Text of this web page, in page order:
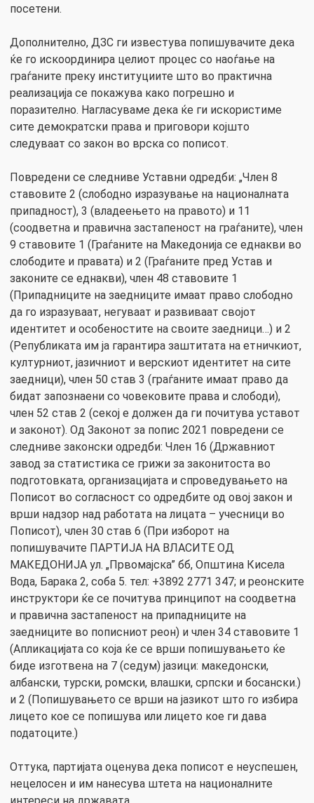
посетени.
Дополнително, ДЗС ги известува попишувачите дека
ќе го искоординира целиот процес со наоѓање на
граѓаните преку институциите што во практична
реализација се покажува како погрешно и
поразително. Нагласуваме дека ќе ги искористиме
сите демократски права и приговори којшто
следуваат со закон во врска со пописот.
Повредени се следниве Уставни одредби: „Член 8
ставовите 2 (слободно изразување на националната
припадност), 3 (владеењето на правото) и 11
(соодветна и правична застапеност на граѓаните), член
9 ставовите 1 (Граѓаните на Македонија се еднакви во
слободите и правата) и 2 (Граѓаните пред Устав и
законите се еднакви), член 48 ставовите 1
(Припадниците на заедниците имаат право слободно
да го изразуваат, негуваат и развиваат својот
идентитет и особеностите на своите заедници…) и 2
(Републиката им ја гарантира заштитата на етничкиот,
културниот, јазичниот и верскиот идентитет на сите
заедници), член 50 став 3 (граѓаните имаат право да
бидат запознаени со човековите права и слободи),
член 52 став 2 (секој е должен да ги почитува уставот
и законот). Од Законот за попис 2021 повредени се
следниве законски одредби: Член 16 (Државниот
завод за статистика се грижи за законитоста во
подготовката, организацијата и спроведувањето на
Пописот во согласност со одредбите од овој закон и
врши надзор над работата на лицата – учесници во
Пописот), член 30 став 6 (При изборот на
попишувачите ПАРТИЈА НА ВЛАСИТЕ ОД
МАКЕДОНИЈА ул. „Првомајска” бб, Општина Кисела
Вода, Барака 2, соба 5. тел: +3892 2771 347; и реонските
инструктори ќе се почитува принципот на соодветна
и правична застапеност на припадниците на
заедниците во пописниот реон) и член 34 ставовите 1
(Апликацијата со која ќе се врши попишувањето ќе
биде изготвена на 7 (седум) јазици: македонски,
албански, турски, ромски, влашки, српски и босански.)
и 2 (Попишувањето се врши на јазикот што го избира
лицето кое се попишува или лицето кое ги дава
податоците.)
Оттука, партијата оценува дека пописот е неуспешен,
нецелосен и им нанесува штета на националните